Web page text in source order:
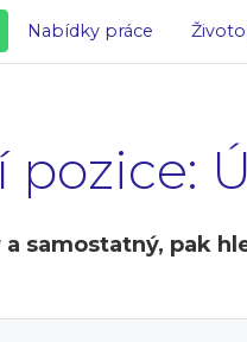
Nabídky práce
pozice:
samostatný, pak